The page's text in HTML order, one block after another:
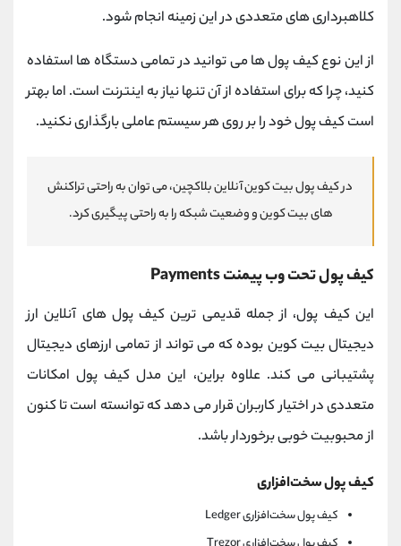
کلاهبرداری های متعددی در این زمینه انجام شود.
از این نوع کیف پول ها می توانید در تمامی دستگاه ها استفاده
کنید، چرا که برای استفاده از آن تنها نیاز به اینترنت است. اما بهتر
است کیف پول خود را بر روی هر سیستم عاملی بارگذاری نکنید.
در کیف پول بیت کوین آنلاین بلاکچین، می توان به راحتی تراکنش
های بیت کوین و وضعیت شبکه را به راحتی پیگیری کرد.
کیف پول تحت وب پیمنت Payments
این کیف پول، از جمله قدیمی ترین کیف پول های آنلاین ارز
دیجیتال بیت کوین بوده که می تواند از تمامی ارزهای دیجیتال
پشتیبانی می کند. علاوه براین، این مدل کیف پول امکانات
متعددی در اختیار کاربران قرار می دهد که توانسته است تا کنون
از محبوبیت خوبی برخوردار باشد.
کیف پول سخت‌افزاری
کیف پول سخت‌افزاری Ledger